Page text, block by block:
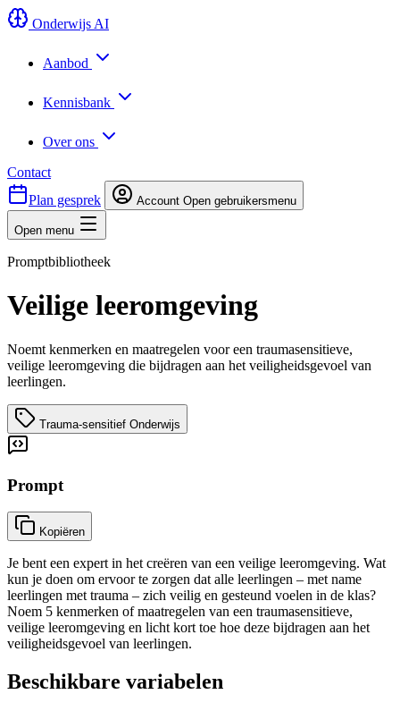
Onderwijs AI
Aanbod
Kennisbank
Over ons
Contact
Plan gesprek
Account Open gebruikersmenu
Open menu
Promptbibliotheek
Veilige leeromgeving
Noemt kenmerken en maatregelen voor een traumasensitieve,
veilige leeromgeving die bijdragen aan het veiligheidsgevoel van
leerlingen.
Trauma-sensitief Onderwijs
Prompt
Kopiëren
Je bent een expert in het creëren van een veilige leeromgeving. Wat
kun je doen om ervoor te zorgen dat alle leerlingen – met name
leerlingen met trauma – zich veilig en gesteund voelen in de klas?
Noem 5 kenmerken of maatregelen van een traumasensitieve,
veilige leeromgeving en licht kort toe hoe deze bijdragen aan het
veiligheidsgevoel van leerlingen.
Beschikbare variabelen